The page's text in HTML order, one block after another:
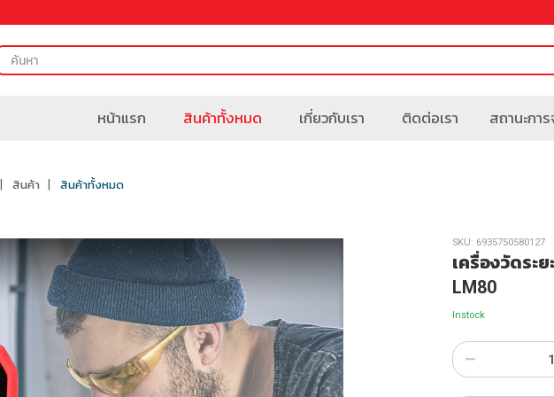
หน้าแรก สินค้าทั้งหมด เกี่ยวกับเรา ติดต่อเรา สถานะกา
สินค้า สินค้าทั้งหมด
SKU: 6935750580127
เครื่องวัดระ
LM80
Instock